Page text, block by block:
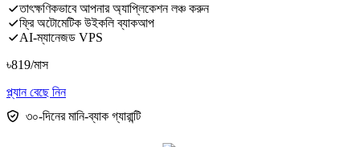
তাৎক্ষণিকভাবে আপনার অ্যাপ্লিকেশন লঞ্চ করুন
ফ্রি অটোমেটিক উইকলি ব্যাকআপ
AI-ম্যানেজড VPS
৳819/মাস
প্ল্যান বেছে নিন
৩০-দিনের মানি-ব্যাক গ্যারান্টি